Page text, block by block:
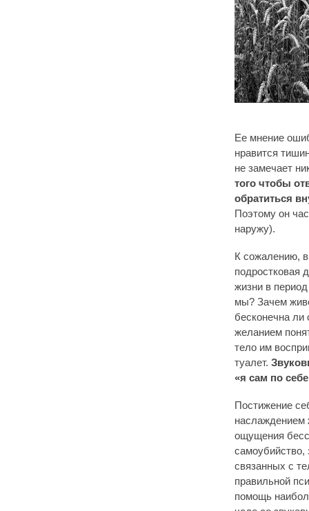
Ее мнение
нравится
не замечает
того чтобы
обратиться
Поэтому он
наружу).
К сожалению,
подростковая
жизни в
мы? Зачем
бесконечна
желанием
тело им
туалет.
«я сам по
Постижение
наслаждением
ощущения
самоубийство,
связанных с
правильной
помощь